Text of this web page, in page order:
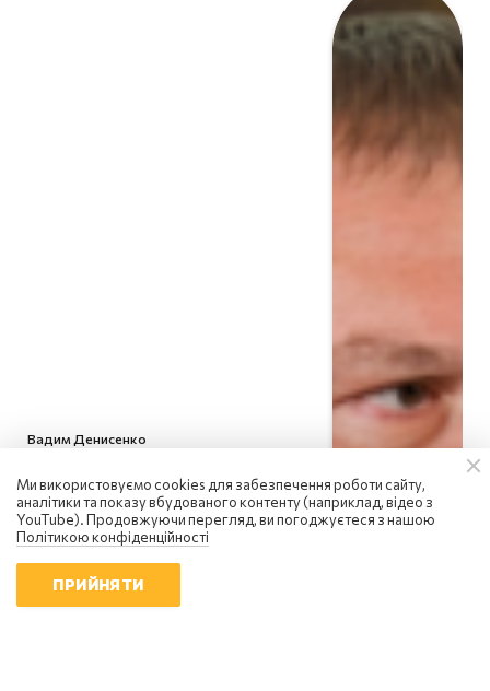
Вадим Денисенко
економічний стан: чи є вихід із
кризи
08:58 | 8.08.2026
Ми використовуємо cookies для забезпечення роботи сайту,
аналітики та показу вбудованого контенту (наприклад, відео з
YouTube). Продовжуючи перегляд, ви погоджуєтеся з нашою
Політикою конфіденційності
ПРИЙНЯТИ